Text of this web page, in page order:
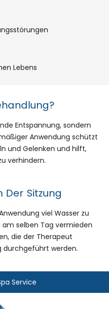
Lebens
Entspannung, sondern
Anwendung schützt
und Gelenken und hilft,
verhindern.
Der Sitzung
viel Wasser zu
am selben Tag vermieden
die der Therapeut
werden.
Service